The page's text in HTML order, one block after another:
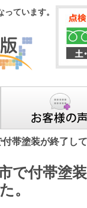
ています。
帯塗装が終了し
で付帯塗
。